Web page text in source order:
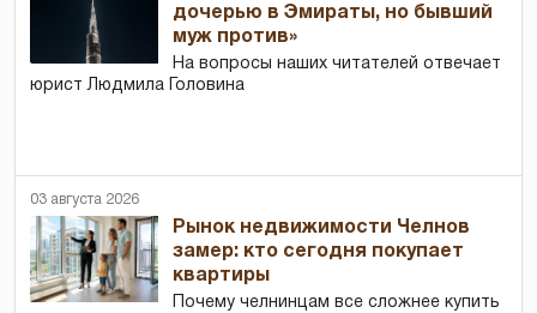
дочерью в Эмираты, но бывший
муж против»
На вопросы наших читателей отвечает
юрист Людмила Головина
03 августа 2026
Рынок недвижимости Челнов
замер: кто сегодня покупает
квартиры
Почему челнинцам все сложнее купить